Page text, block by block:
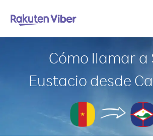
Cómo llamar a
Eustacio desde